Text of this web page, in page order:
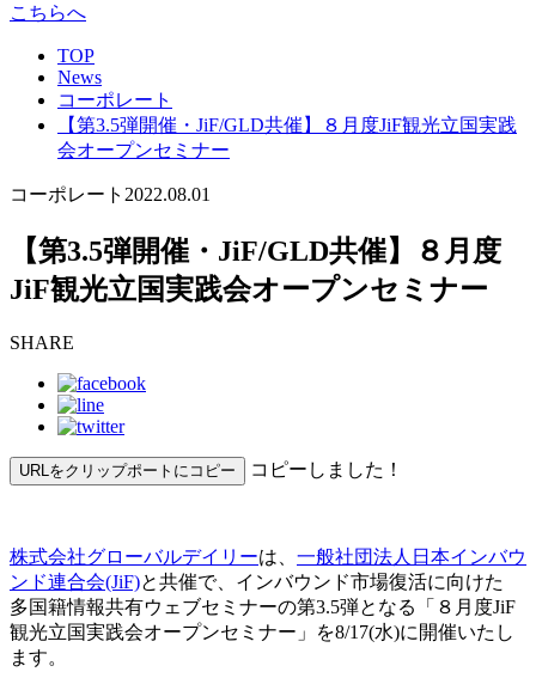
こちらへ
TOP
News
コーポレート
【第3.5弾開催・JiF/GLD共催】８月度JiF観光立国実践
会オープンセミナー
コーポレート 2022.08.01
【第3.5弾開催・JiF/GLD共催】８月度
JiF観光立国実践会オープンセミナー
SHARE
URLをクリップポートにコピー コピーしました！
株式会社グローバルデイリーは、 一般社団法人日本インバウ
ンド連合会(JiF)と共催で、インバウンド市場復活に向けた
多国籍情報共有ウェブセミナーの第3.5弾となる「８月度JiF
観光立国実践会オープンセミナー」を8/17(水)に開催いたし
ます。